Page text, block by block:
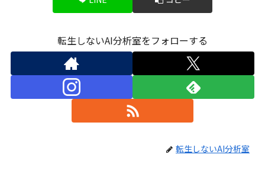
転生しないAI分析室をフォローする
転生しないAI分析室